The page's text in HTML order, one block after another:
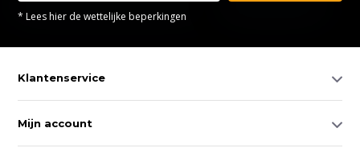
* Lees hier de wettelijke beperkingen
Klantenservice
Mijn account